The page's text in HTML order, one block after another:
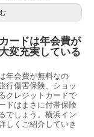
ードは年会費が
変充実している
年会費が無料なの
行傷害保険、ショッ
クレジットカードで
ドはまさに付帯保険
でしょう。横浜イン
しくご紹介していき